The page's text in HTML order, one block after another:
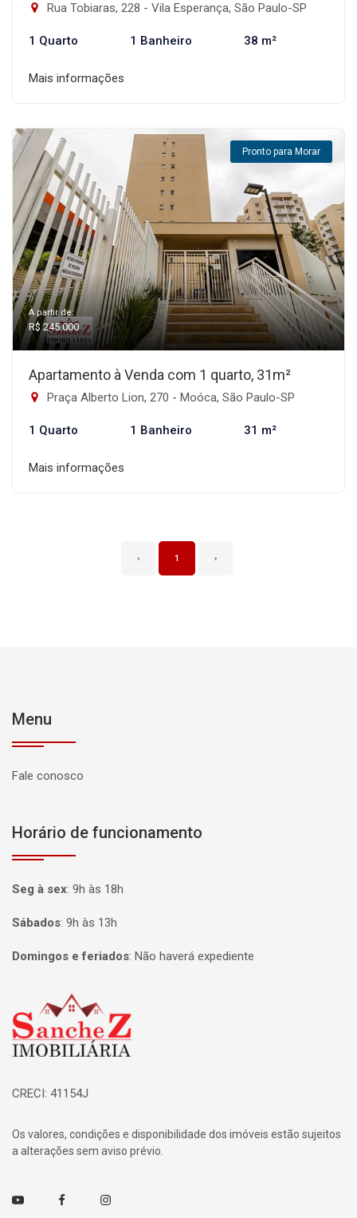
Rua Tobiaras, 228 - Vila Esperança, São Paulo-SP
1 Quarto 1 Banheiro 38 m²
Mais informações
Pronto para Morar
A partir de:
R$ 245.000
Apartamento à Venda com 1 quarto, 31m²
Praça Alberto Lion, 270 - Moóca, São Paulo-SP
1 Quarto 1 Banheiro 31 m²
Mais informações
‹ 1 ›
Menu
Fale conosco
Horário de funcionamento
Seg à sex: 9h às 18h
Sábados: 9h às 13h
Domingos e feriados: Não haverá expediente
Página inicial
CRECI: 41154J
Os valores, condições e disponibilidade dos imóveis estão sujeitos
a alterações sem aviso prévio.
Youtube FacebookInstagram